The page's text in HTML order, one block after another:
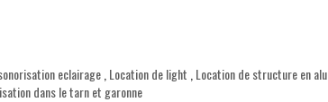
eclairage, Location de light Location de structure en alu,
dans le tarn et garonne